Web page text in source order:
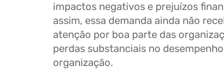
impactos negativos e prejuízos
assim, essa demanda ainda não
atenção por boa parte das
perdas substanciais no
organização.